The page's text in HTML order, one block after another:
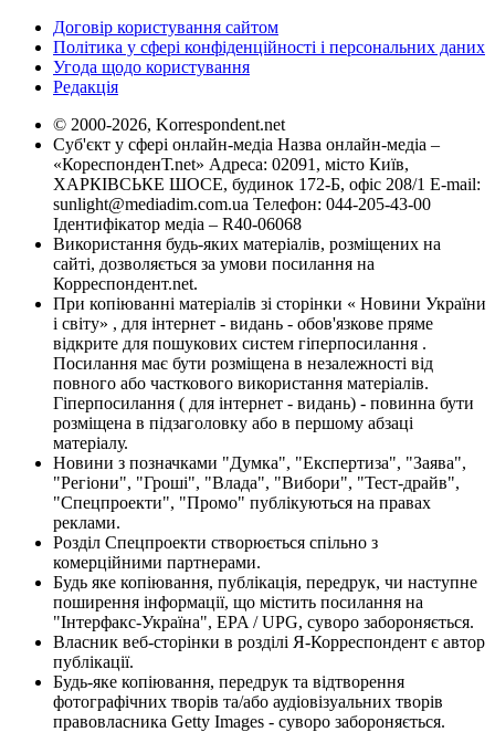
Договір користування сайтом
Політика у сфері конфіденційності і персональних даних
Угода щодо користування
Редакція
© 2000-2026, Korrespondent.net
Суб'єкт у сфері онлайн-медіа Назва онлайн-медіа –
«КореспонденТ.net» Адреса: 02091, місто Київ,
ХАРКІВСЬКЕ ШОСЕ, будинок 172-Б, офіс 208/1 E-mail:
sunlight@mediadim.com.ua Телефон: 044-205-43-00
Ідентифікатор медіа – R40-06068
Використання будь-яких матеріалів, розміщених на
сайті, дозволяється за умови посилання на
Корреспондент.net.
При копіюванні матеріалів зі сторінки « Новини України
і світу» , для інтернет - видань - обов'язкове пряме
відкрите для пошукових систем гіперпосилання .
Посилання має бути розміщена в незалежності від
повного або часткового використання матеріалів.
Гіперпосилання ( для інтернет - видань) - повинна бути
розміщена в підзаголовку або в першому абзаці
матеріалу.
Новини з позначками "Думка", "Експертиза", "Заява",
"Регіони", "Гроші", "Влада", "Вибори", "Тест-драйв",
"Спецпроекти", "Промо" публікуються на правах
реклами.
Розділ Спецпроекти створюється спільно з
комерційними партнерами.
Будь яке копіювання, публікація, передрук, чи наступне
поширення інформації, що містить посилання на
"Інтерфакс-Україна", EPA / UPG, суворо забороняється.
Власник веб-сторінки в розділі Я-Корреспондент є автор
публікації.
Будь-яке копіювання, передрук та відтворення
фотографічних творів та/або аудіовізуальних творів
правовласника Getty Images - суворо забороняється.